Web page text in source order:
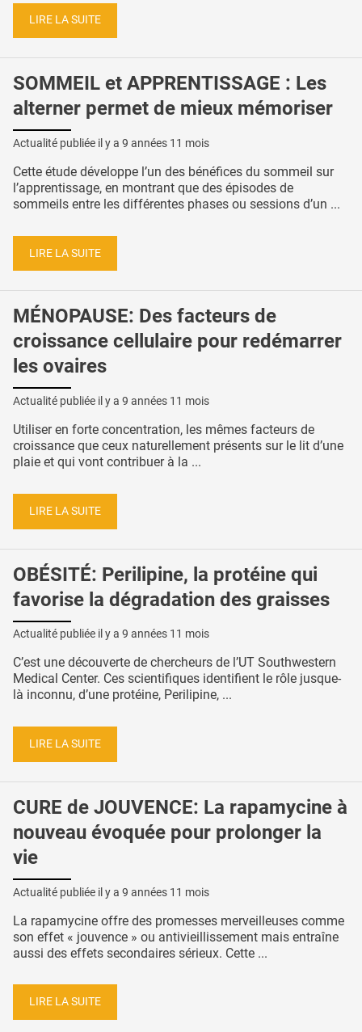
LIRE LA SUITE
SOMMEIL et APPRENTISSAGE : Les
alterner permet de mieux mémoriser
Actualité publiée il y a 9 années 11 mois
Cette étude développe l’un des bénéfices du sommeil sur
l’apprentissage, en montrant que des épisodes de
sommeils entre les différentes phases ou sessions d’un ...
LIRE LA SUITE
MÉNOPAUSE: Des facteurs de
croissance cellulaire pour redémarrer
les ovaires
Actualité publiée il y a 9 années 11 mois
Utiliser en forte concentration, les mêmes facteurs de
croissance que ceux naturellement présents sur le lit d’une
plaie et qui vont contribuer à la ...
LIRE LA SUITE
OBÉSITÉ: Perilipine, la protéine qui
favorise la dégradation des graisses
Actualité publiée il y a 9 années 11 mois
C’est une découverte de chercheurs de l’UT Southwestern
Medical Center. Ces scientifiques identifient le rôle jusque-
là inconnu, d’une protéine, Perilipine, ...
LIRE LA SUITE
CURE de JOUVENCE: La rapamycine à
nouveau évoquée pour prolonger la
vie
Actualité publiée il y a 9 années 11 mois
La rapamycine offre des promesses merveilleuses comme
son effet « jouvence » ou antivieillissement mais entraîne
aussi des effets secondaires sérieux. Cette ...
LIRE LA SUITE